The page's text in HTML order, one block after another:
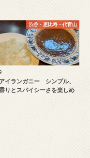
渋谷・恵比寿・代官山
イランガニー シンプル、
りとスパイシーさを楽しめ